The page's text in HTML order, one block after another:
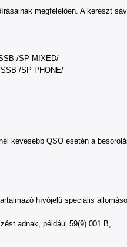
megfelelően. A kereszt
/SP MIXED/
/SP PHONE/
kevesebb QSO esetén a
hívójelű speciális
adnak, például 59(9) 001 B,